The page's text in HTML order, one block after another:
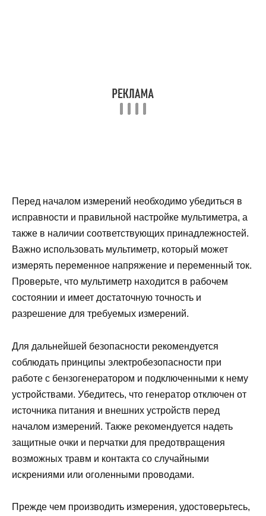
Перед началом измерений необходимо убедиться в
исправности и правильной настройке мультиметра, а
также в наличии соответствующих принадлежностей.
Важно использовать мультиметр, который может
измерять переменное напряжение и переменный ток.
Проверьте, что мультиметр находится в рабочем
состоянии и имеет достаточную точность и
разрешение для требуемых измерений.
Для дальнейшей безопасности рекомендуется
соблюдать принципы электробезопасности при
работе с бензогенератором и подключенными к нему
устройствами. Убедитесь, что генератор отключен от
источника питания и внешних устройств перед
началом измерений. Также рекомендуется надеть
защитные очки и перчатки для предотвращения
возможных травм и контакта со случайными
искрениями или оголенными проводами.
Прежде чем производить измерения, удостоверьтесь,